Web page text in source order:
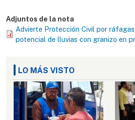
Adjuntos de la nota
Advierte Protección Civil por
potencial de lluvias con granizo en
LO MÁS VISTO